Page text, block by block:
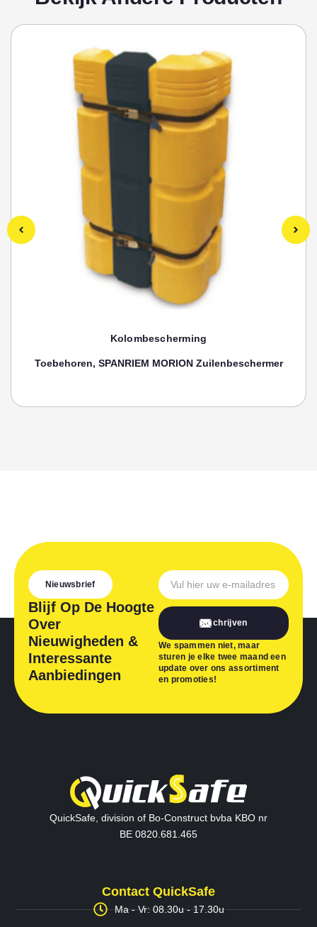
Kolombescherming
Toebehoren, SPANRIEM MORION Zuilenbeschermer
Nieuwsbrief
Blijf Op De Hoogte
Over
Nieuwigheden &
Interessante
Aanbiedingen
Inschrijven
We spammen niet, maar
sturen je elke twee maand een
update over ons assortiment
en promoties!
QuickSafe, division of Bo-Construct bvba KBO nr
BE 0820.681.465
Contact QuickSafe
Ma - Vr: 08.30u - 17.30u